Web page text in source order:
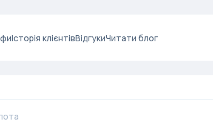
Історія клієнтівВідгукиЧитати блог